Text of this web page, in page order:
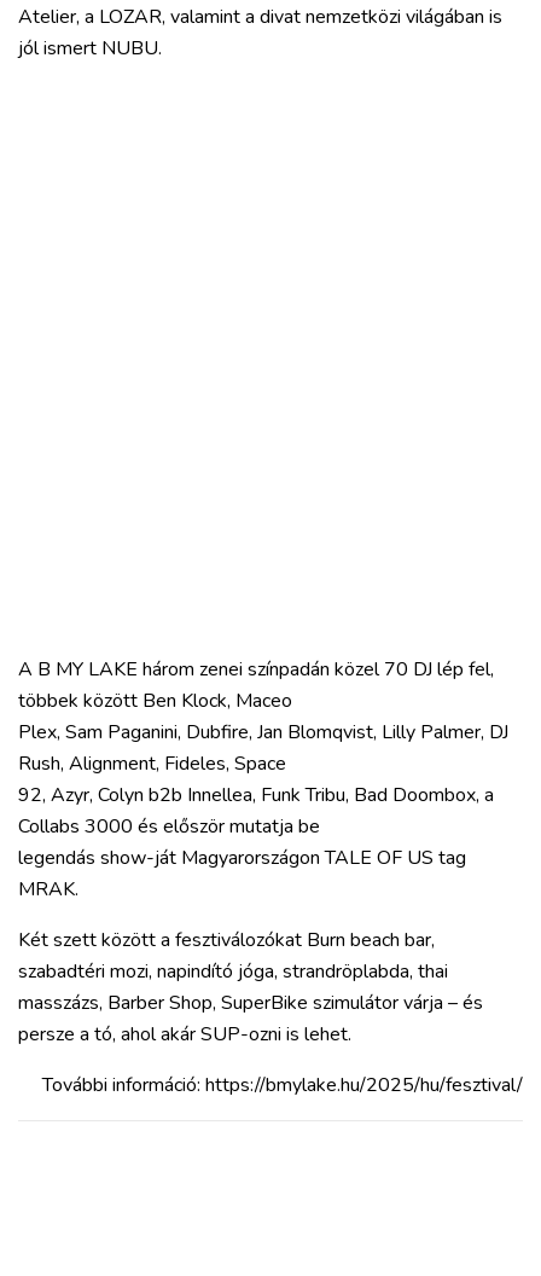
Atelier, a LOZAR, valamint a divat nemzetközi világában is
jól ismert NUBU.
A B MY LAKE három zenei színpadán közel 70 DJ lép fel,
többek között Ben Klock, Maceo
Plex, Sam Paganini, Dubfire, Jan Blomqvist, Lilly Palmer, DJ
Rush, Alignment, Fideles, Space
92, Azyr, Colyn b2b Innellea, Funk Tribu, Bad Doombox, a
Collabs 3000 és először mutatja be
legendás show-ját Magyarországon TALE OF US tag
MRAK.
Két szett között a fesztiválozókat Burn beach bar,
szabadtéri mozi, napindító jóga, strandröplabda, thai
masszázs, Barber Shop, SuperBike szimulátor várja – és
persze a tó, ahol akár SUP-ozni is lehet.
További információ: https://bmylake.hu/2025/hu/fesztival/